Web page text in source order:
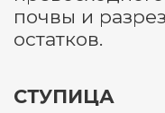
почвы и
остатков.
СТУПИЦА